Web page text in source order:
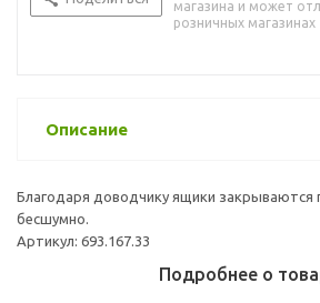
магазина и может
розничных магазинах
Описание
Благодаря доводчику ящики закрываются
бесшумно.
Артикул: 693.167.33
Подробнее о